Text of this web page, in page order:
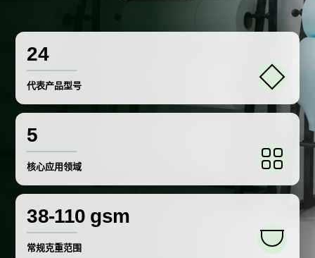
24
代表产品型号
5
核心应用领域
38-110 gsm
常规克重范围